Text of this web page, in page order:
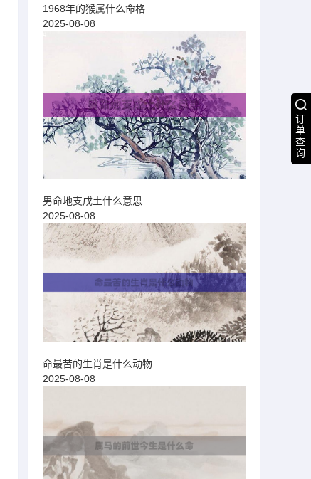
订
单
查
询
1968年的猴属什么命格
2025-08-08
男命地支戌土什么意思
2025-08-08
命最苦的生肖是什么动物
2025-08-08